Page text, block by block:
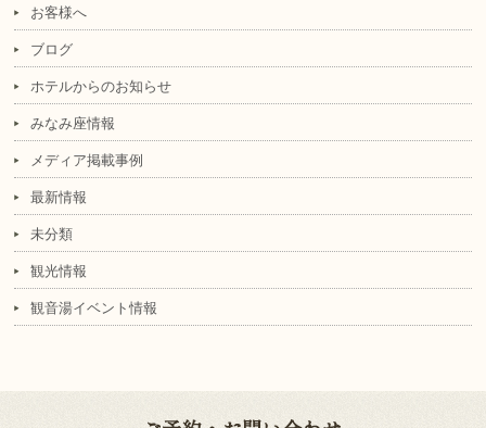
お客様へ
ブログ
ホテルからのお知らせ
みなみ座情報
メディア掲載事例
最新情報
未分類
観光情報
観音湯イベント情報